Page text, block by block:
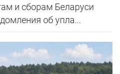
и сборам Беларуси
об упла...